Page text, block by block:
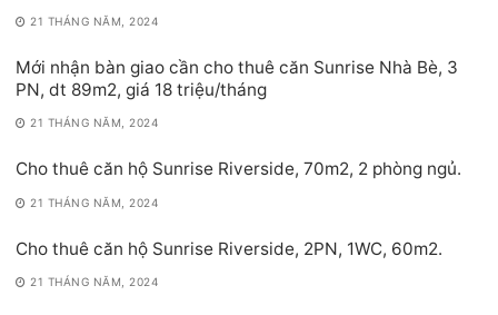
21 THÁNG NĂM, 2024
Mới nhận bàn giao cần cho thuê căn Sunrise Nhà Bè, 3
PN, dt 89m2, giá 18 triệu/tháng
21 THÁNG NĂM, 2024
Cho thuê căn hộ Sunrise Riverside, 70m2, 2 phòng ngủ.
21 THÁNG NĂM, 2024
Cho thuê căn hộ Sunrise Riverside, 2PN, 1WC, 60m2.
21 THÁNG NĂM, 2024